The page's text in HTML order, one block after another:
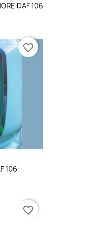
DAF 106
106
favorite_border
favorite_border